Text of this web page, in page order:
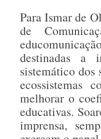
Para Ismar de
de
destinadas a
sistemático dos
ecossistemas
melhorar o
educativas.
imprensa,